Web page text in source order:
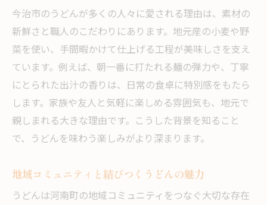
今治市のうどんが多くの人々に愛される理由は、素材の
新鮮さと職人のこだわりにあります。地元産の小麦や野
菜を使い、手間暇かけて仕上げる工程が美味しさを支え
ています。例えば、朝一番に打たれる麺の弾力や、丁寧
にとられた出汁の香りは、日常の食卓に特別感をもたら
します。家族や友人と気軽に楽しめる雰囲気も、地元で
親しまれる大きな理由です。こうした背景を知ること
で、うどんを味わう楽しみがより深まります。
地域コミュニティと結びつくうどんの魅力
うどんは河南町の地域コミュニティをつなぐ大切な存在